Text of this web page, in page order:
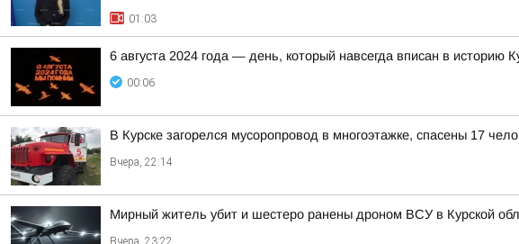
01:03
6 августа 2024 года — день, который навсегда вписан в историю
00:06
В Курске загорелся мусоропровод в многоэтажке, спасены 17
Вчера, 22:14
Мирный житель убит и шестеро ранены дроном ВСУ в Курской
Вчера, 23:22